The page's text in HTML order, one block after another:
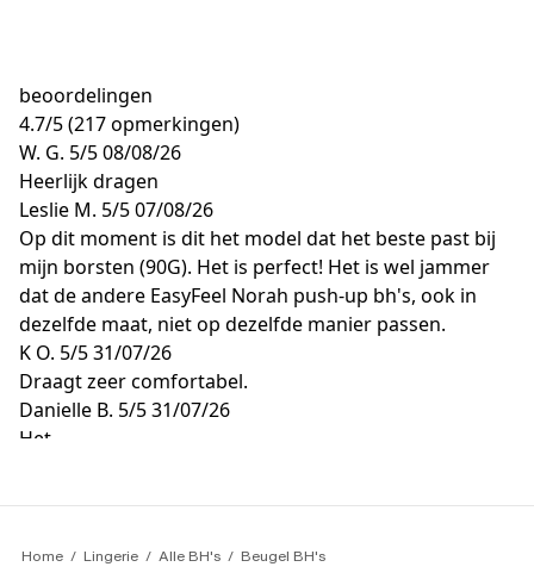
beoordelingen
4.7/5(217 opmerkingen)
W. G. 5/508/08/26
Heerlijk dragen
Leslie M. 5/507/08/26
Op dit moment is dit het model dat het beste past bij
mijn borsten (90G). Het is perfect! Het is wel jammer
dat de andere EasyFeel Norah push-up bh's, ook in
dezelfde maat, niet op dezelfde manier passen.
K O. 5/531/07/26
Draagt zeer comfortabel.
Danielle B. 5/531/07/26
Het
Home Lingerie Alle BH's Beugel BH's